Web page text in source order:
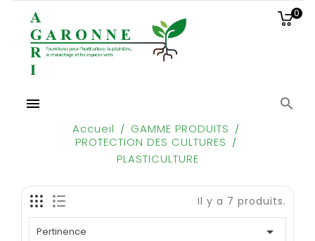
0
 
Accueil
GAMME PRODUITS
PROTECTION DES CULTURES
PLASTICULTURE
Il y a 7 produits.
Pertinence 